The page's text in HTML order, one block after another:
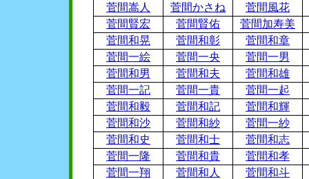
菅間嵩人
菅間かさね
菅間風花
菅間賢宏
菅間賢佑
菅間加寿美
菅間和晃
菅間和彰
菅間和章
菅間一絵
菅間一央
菅間一男
菅間和男
菅間和夫
菅間和雄
菅間一記
菅間一貴
菅間一起
菅間和毅
菅間和記
菅間和輝
菅間和沙
菅間和紗
菅間一紗
菅間和史
菅間和士
菅間和志
菅間一隆
菅間和貴
菅間和孝
菅間一翔
菅間和人
菅間和斗